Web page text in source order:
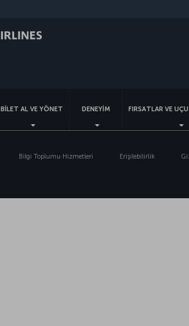
BİLET AL VE YÖNET DENEYİM FIRSATLAR VE
Bilgi Toplumu Hizmetleri Erişilebilirlik